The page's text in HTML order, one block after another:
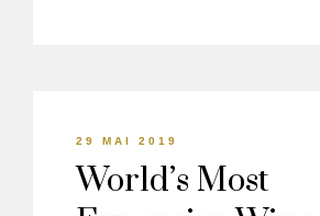
29 MAI 2019
World’s Most